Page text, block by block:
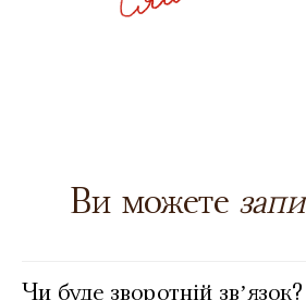
Ви можете
Чи буде зворотній звʼязок?